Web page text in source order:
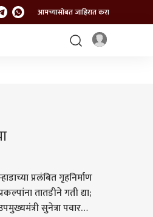
आमच्यासोबत जाहिरात करा
प्रलंबित गृहनिर्माण
तातडीने गती द्या;
सुनेत्रा पवार